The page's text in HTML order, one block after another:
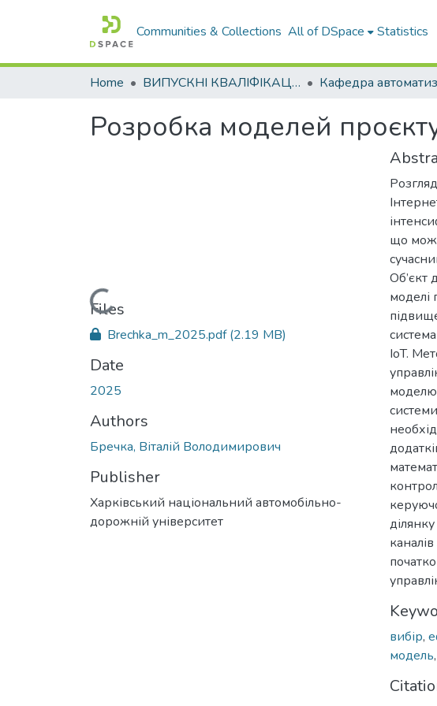
Communities & Collections All of DSpace Statistics
Home ВИПУСКНІ КВАЛІФІКАЦІЙНІ РОБОТИ
Розробка моделей
Loading...
Files
Brechka_m_2025.pdf(2.19 MB)
Date
2025
Authors
Бречка, Віталій Володимирович
Publisher
Харківський національний автомобільно-
дорожній університет
що
Об’єкт
моделі
IoT.
вибір,
модель,